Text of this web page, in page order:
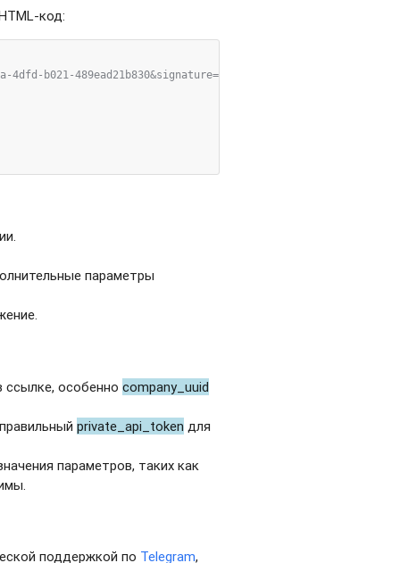
код:
4dfd-b021-
параметры
ссылке, особенноcompany_uuid
private_api_token для
параметров, таких как
поддержкой по Telegram,